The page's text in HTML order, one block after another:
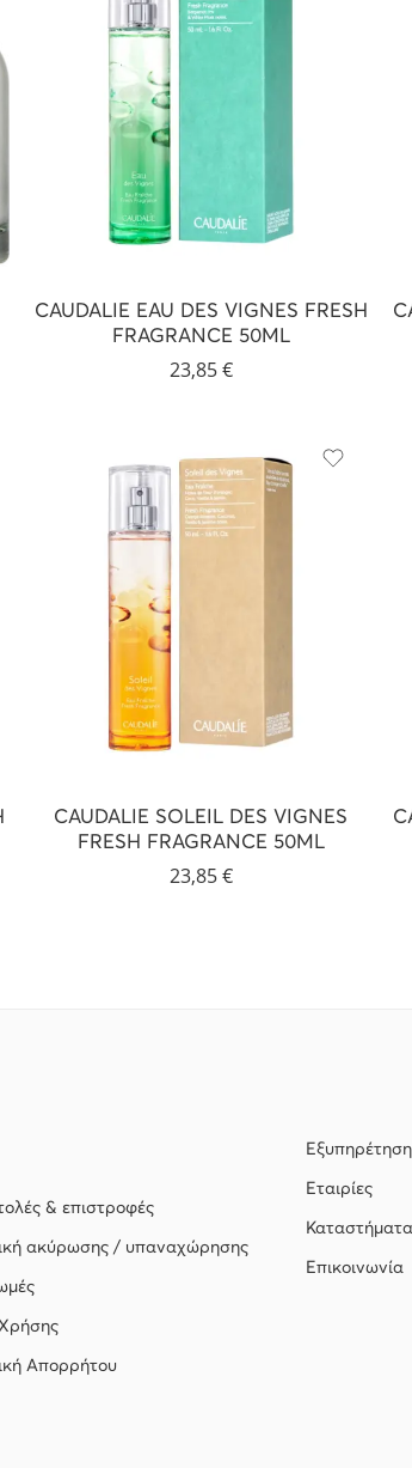
CAUDALIE EAU DES VIGNES FRESH
FRAGRANCE 50ML
23,85€
CAUDALIE SOLEIL DES VIGNES
FRESH FRAGRANCE 50ML
23,85€
& επιστροφές
ακύρωσης / υπαναχώρησης
Απορρήτου
Εταιρίες
Καταστήματα
Επικοινωνία